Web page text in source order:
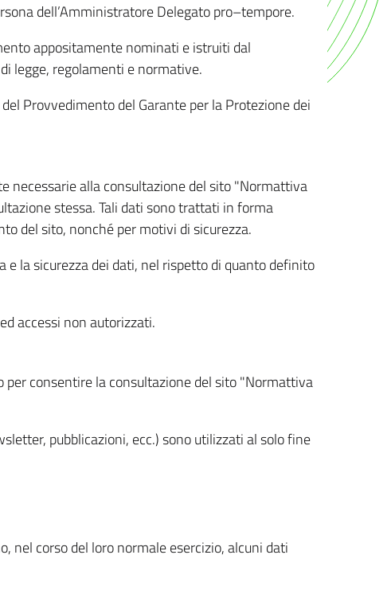
dell’Amministratore Delegato pro–tempore.
appositamente nominati e istruiti dal
legge, regolamenti e normative.
Provvedimento del Garante per la Protezione dei
alla consultazione del sito "Normattiva
stessa. Tali dati sono trattati in forma
del sito, nonché per motivi di sicurezza.
la sicurezza dei dati, nel rispetto di quanto definito
accessi non autorizzati.
consentire la consultazione del sito "Normattiva
pubblicazioni, ecc.) sono utilizzati al solo fine
nel corso del loro normale esercizio, alcuni dati